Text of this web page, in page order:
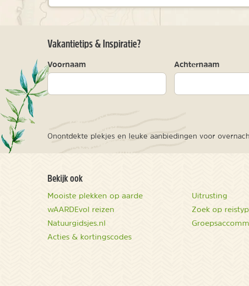
Vakantietips & Inspiratie?
Voornaam Achternaam
Onontdekte plekjes en leuke aanbiedingen voor
Bekijk ook
Mooiste plekken op aarde
wAARDEvol reizen
Natuurgidsjes.nl
Acties & kortingscodes
Uitrusting
Zoek op